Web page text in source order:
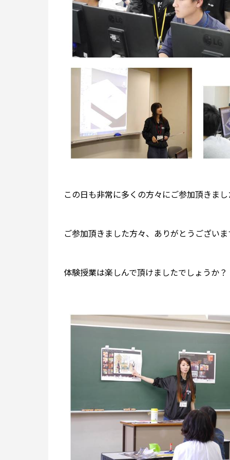
この日も非常に多くの方々にご参加頂きま
ご参加頂きました方々、ありがとうございま
体験授業は楽しんで頂けましたでしょうか？